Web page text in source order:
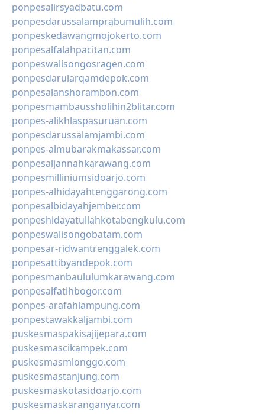
ponpesalirsyadbatu.com
ponpesdarussalamprabumulih.com
ponpeskedawangmojokerto.com
ponpesalfalahpacitan.com
ponpeswalisongosragen.com
ponpesdarularqamdepok.com
ponpesalanshorambon.com
ponpesmambaussholihin2blitar.com
ponpes-alikhlaspasuruan.com
ponpesdarussalamjambi.com
ponpes-almubarakmakassar.com
ponpesaljannahkarawang.com
ponpesmilliniumsidoarjo.com
ponpes-alhidayahtenggarong.com
ponpesalbidayahjember.com
ponpeshidayatullahkotabengkulu.com
ponpeswalisongobatam.com
ponpesar-ridwantrenggalek.com
ponpesattibyandepok.com
ponpesmanbaululumkarawang.com
ponpesalfatihbogor.com
ponpes-arafahlampung.com
ponpestawakkaljambi.com
puskesmaspakisajijepara.com
puskesmascikampek.com
puskesmasmlonggo.com
puskesmastanjung.com
puskesmaskotasidoarjo.com
puskesmaskaranganyar.com